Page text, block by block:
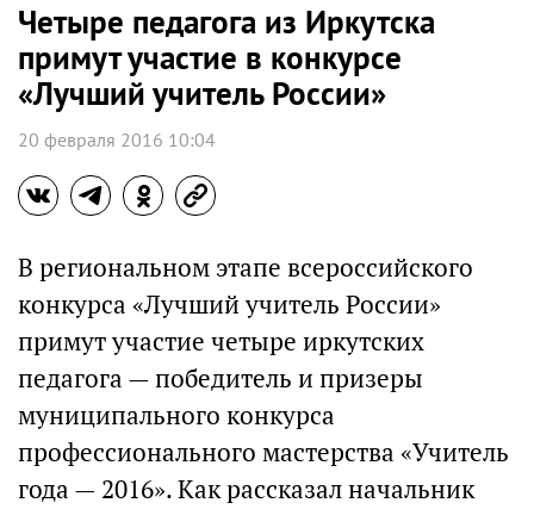
Четыре педагога из Иркутска
примут участие в конкурсе
«Лучший учитель России»
20 февраля 2016 10:04
В региональном этапе всероссийского
конкурса «Лучший учитель России»
примут участие четыре иркутских
педагога — победитель и призеры
муниципального конкурса
профессионального мастерства «Учитель
года — 2016». Как рассказал начальник